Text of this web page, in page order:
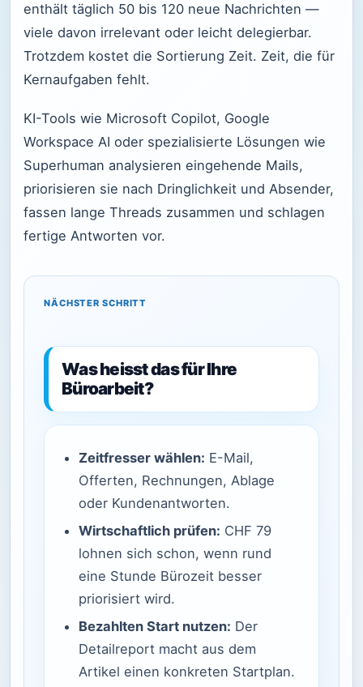
enthält täglich 50 bis 120 neue Nachrichten —
viele davon irrelevant oder leicht delegierbar.
Trotzdem kostet die Sortierung Zeit. Zeit, die für
Kernaufgaben fehlt.
KI-Tools wie Microsoft Copilot, Google
Workspace AI oder spezialisierte Lösungen wie
Superhuman analysieren eingehende Mails,
priorisieren sie nach Dringlichkeit und Absender,
fassen lange Threads zusammen und schlagen
fertige Antworten vor.
NÄCHSTER SCHRITT
Was heisst das für Ihre
Büroarbeit?
Zeitfresser wählen: E-Mail,
Offerten, Rechnungen, Ablage
oder Kundenantworten.
Wirtschaftlich prüfen: CHF 79
lohnen sich schon, wenn rund
eine Stunde Bürozeit besser
priorisiert wird.
Bezahlten Start nutzen: Der
Detailreport macht aus dem
Artikel einen konkreten Startplan.